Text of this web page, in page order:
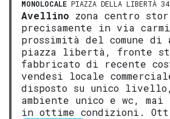
MONOLOCALE PIAZZA DELLA LIBERTÀ
Avellino zona centro
precisamente in via
prossimità del comune di
piazza libertà, fronte
fabbricato di recente
vendesi locale
disposto su unico livello,
ambiente unico e wc,
in ottime condizioni.